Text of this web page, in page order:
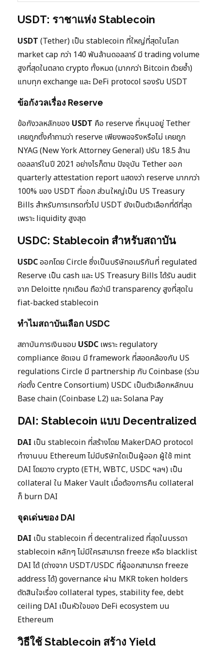
USDT: ราชาแห่ง Stablecoin
USDT (Tether) เป็น stablecoin ที่ใหญ่ที่สุดในโลก
market cap กว่า 140 พันล้านดอลลาร์ มี trading volume
สูงที่สุดในตลาด crypto ทั้งหมด (มากกว่า Bitcoin ด้วยซ้ำ)
แทบทุก exchange และ DeFi protocol รองรับ USDT
ข้อกังวลเรื่อง Reserve
ข้อกังวลหลักของ USDT คือ reserve ที่หนุนอยู่ Tether
เคยถูกตั้งคำถามว่า reserve เพียงพอจริงหรือไม่ เคยถูก
NYAG (New York Attorney General) ปรับ 18.5 ล้าน
ดอลลาร์ในปี 2021 อย่างไรก็ตาม ปัจจุบัน Tether ออก
quarterly attestation report แสดงว่า reserve มากกว่า
100% ของ USDT ที่ออก ส่วนใหญ่เป็น US Treasury
Bills สำหรับการเทรดทั่วไป USDT ยังเป็นตัวเลือกที่ดีที่สุด
เพราะ liquidity สูงสุด
USDC: Stablecoin สำหรับสถาบัน
USDCออกโดย Circle ซึ่งเป็นบริษัทอเมริกันที่ regulated
Reserve เป็น cash และ US Treasury Bills ได้รับ audit
จาก Deloitte ทุกเดือน ถือว่ามี transparency สูงที่สุดใน
fiat-backed stablecoin
ทำไมสถาบันเลือก USDC
สถาบันการเงินชอบ USDC เพราะ regulatory
compliance ชัดเจน มี framework ที่สอดคล้องกับ US
regulations Circle มี partnership กับ Coinbase (ร่วม
ก่อตั้ง Centre Consortium) USDC เป็นตัวเลือกหลักบน
Base chain (Coinbase L2) และ Solana Pay
DAI: Stablecoin แบบ Decentralized
DAI เป็น stablecoin ที่สร้างโดย MakerDAO protocol
ทำงานบน Ethereum ไม่มีบริษัทใดเป็นผู้ออก ผู้ใช้ mint
DAI โดยวาง crypto (ETH, WBTC, USDC ฯลฯ) เป็น
collateral ใน Maker Vault เมื่อต้องการคืน collateral
ก็ burn DAI
จุดเด่นของ DAI
DAI เป็น stablecoin ที่ decentralized ที่สุดในบรรดา
stablecoin หลักๆ ไม่มีใครสามารถ freeze หรือ blacklist
DAI ได้ (ต่างจาก USDT/USDC ที่ผู้ออกสามารถ freeze
address ได้) governance ผ่าน MKR token holders
ตัดสินใจเรื่อง collateral types, stability fee, debt
ceiling DAI เป็นหัวใจของ DeFi ecosystem บน
Ethereum
วิธีใช้ Stablecoin สร้าง Yield